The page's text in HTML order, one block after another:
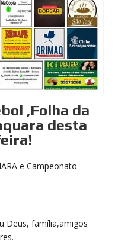
,Folha da
desta
e Campeonato
Deus, família,amigos